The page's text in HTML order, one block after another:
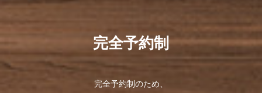
今回もDMクイズを行います！
完全予約制
完全予約制のため、